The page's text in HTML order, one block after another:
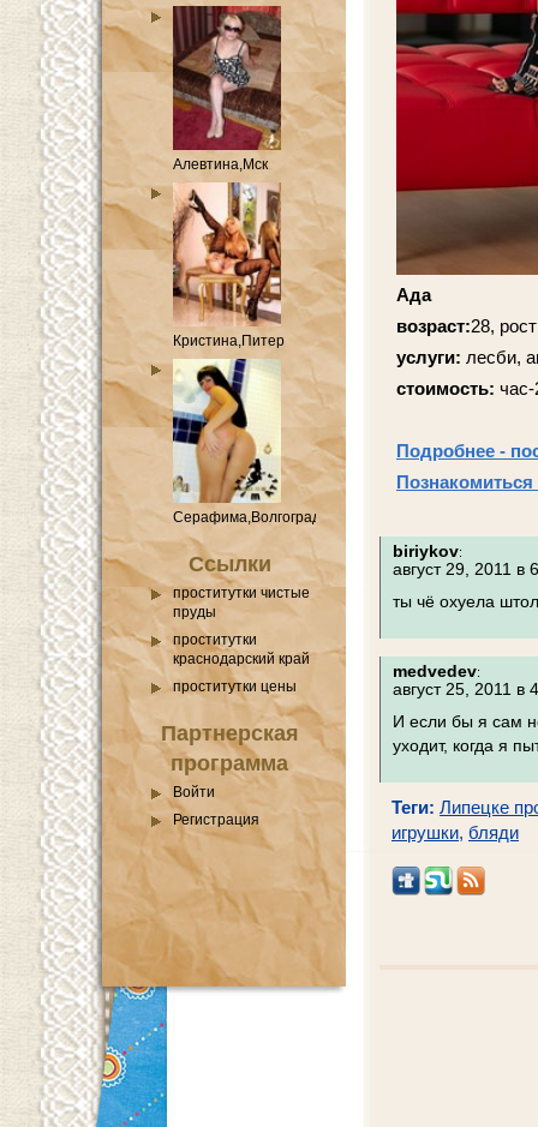
Алевтина,Мск
Кристина,Питер
Серафима,Волгоград
Ссылки
проститутки чистые
пруды
проститутки
краснодарский край
проститутки цены
Партнерская
программа
Войти
Регистрация
Ада
возраст:28,
услуги: лесби,
стоимость: час-
Подробнее -
biriykov:
август 29, 2011 в
ты чё охуела
medvedev:
август 25, 2011 в
И если бы я сам
уходит, когда я
Теги: Липецке
игрушки, бляди